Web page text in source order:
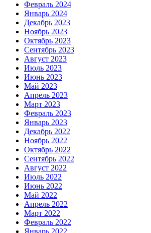
Февраль 2024
Январь 2024
Декабрь 2023
Ноябрь 2023
Октябрь 2023
Сентябрь 2023
Август 2023
Июль 2023
Июнь 2023
Май 2023
Апрель 2023
Март 2023
Февраль 2023
Январь 2023
Декабрь 2022
Ноябрь 2022
Октябрь 2022
Сентябрь 2022
Август 2022
Июль 2022
Июнь 2022
Май 2022
Апрель 2022
Март 2022
Февраль 2022